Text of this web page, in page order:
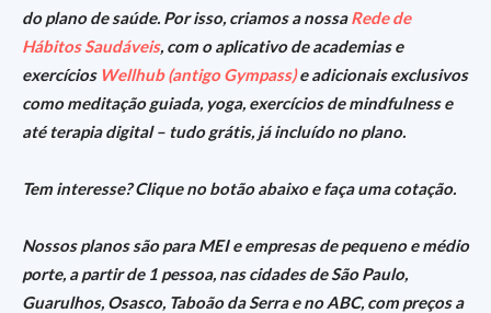
do plano de saúde. Por isso, criamos a nossaRede de
Hábitos Saudáveis, com o aplicativo de academias e
exercícios Wellhub (antigo Gympass)e adicionais exclusivos
como meditação guiada, yoga, exercícios de mindfulness e
até terapia digital – tudo grátis, já incluído no plano.
Tem interesse? Clique no botão abaixo e faça uma cotação.
Nossos planos são para MEI e empresas de pequeno e médio
porte, a partir de 1 pessoa, nas cidades de São Paulo,
Guarulhos, Osasco, Taboão da Serra e no ABC, com preços a